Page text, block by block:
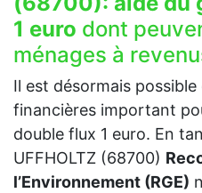
1 euro dont
ménages à
Il est désormais possible
financières important
double flux 1 euro. En
UFFHOLTZ (68700)
l’Environnement (RGE)